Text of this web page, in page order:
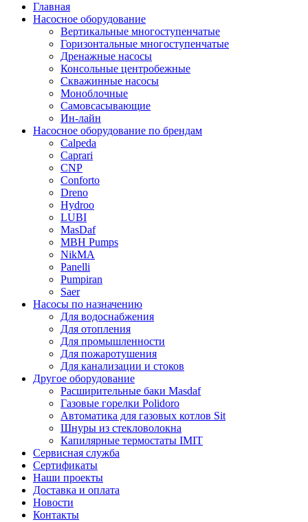
Главная
Насосное оборудование
Вертикальные многоступенчатые
Горизонтальные многоступенчатые
Дренажные насосы
Консольные центробежные
Скважинные насосы
Моноблочные
Самовсасывающие
Ин-лайн
Насосное оборудование по брендам
Calpeda
Caprari
CNP
Conforto
Dreno
Hydroo
LUBI
MasDaf
MBH Pumps
NikMA
Panelli
Pumpiran
Saer
Насосы по назначению
Для водоснабжения
Для отопления
Для промышленности
Для пожаротушения
Для канализации и стоков
Другое оборудование
Расширительные баки Masdaf
Газовые горелки Polidoro
Автоматика для газовых котлов Sit
Шнуры из стекловолокна
Капилярные термостаты IMIT
Сервисная служба
Сертификаты
Наши проекты
Доставка и оплата
Новости
Контакты